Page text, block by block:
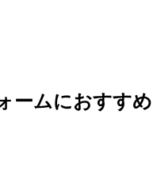
ームにおすす